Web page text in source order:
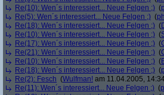
Re(10): Wen´s interessiert... Neue Felgen ;) (
Re(5): Wen´s interessiert... Neue Felgen ;) (
Re(18): Wen´s interessiert... Neue Felgen ;) (
Re(10): Wen´s interessiert... Neue Felgen ;) (
Re(17): Wen´s interessiert... Neue Felgen ;) (
Re(21): Wen´s interessiert... Neue Felgen ;) (
Re(10): Wen´s interessiert... Neue Felgen ;) (
Re(18): Wen´s interessiert... Neue Felgen ;) (
Re(2): Fesch (Wulfman! am 11.04.2005,
Re(11): Wen´s interessiert... Neue Felgen ;) (